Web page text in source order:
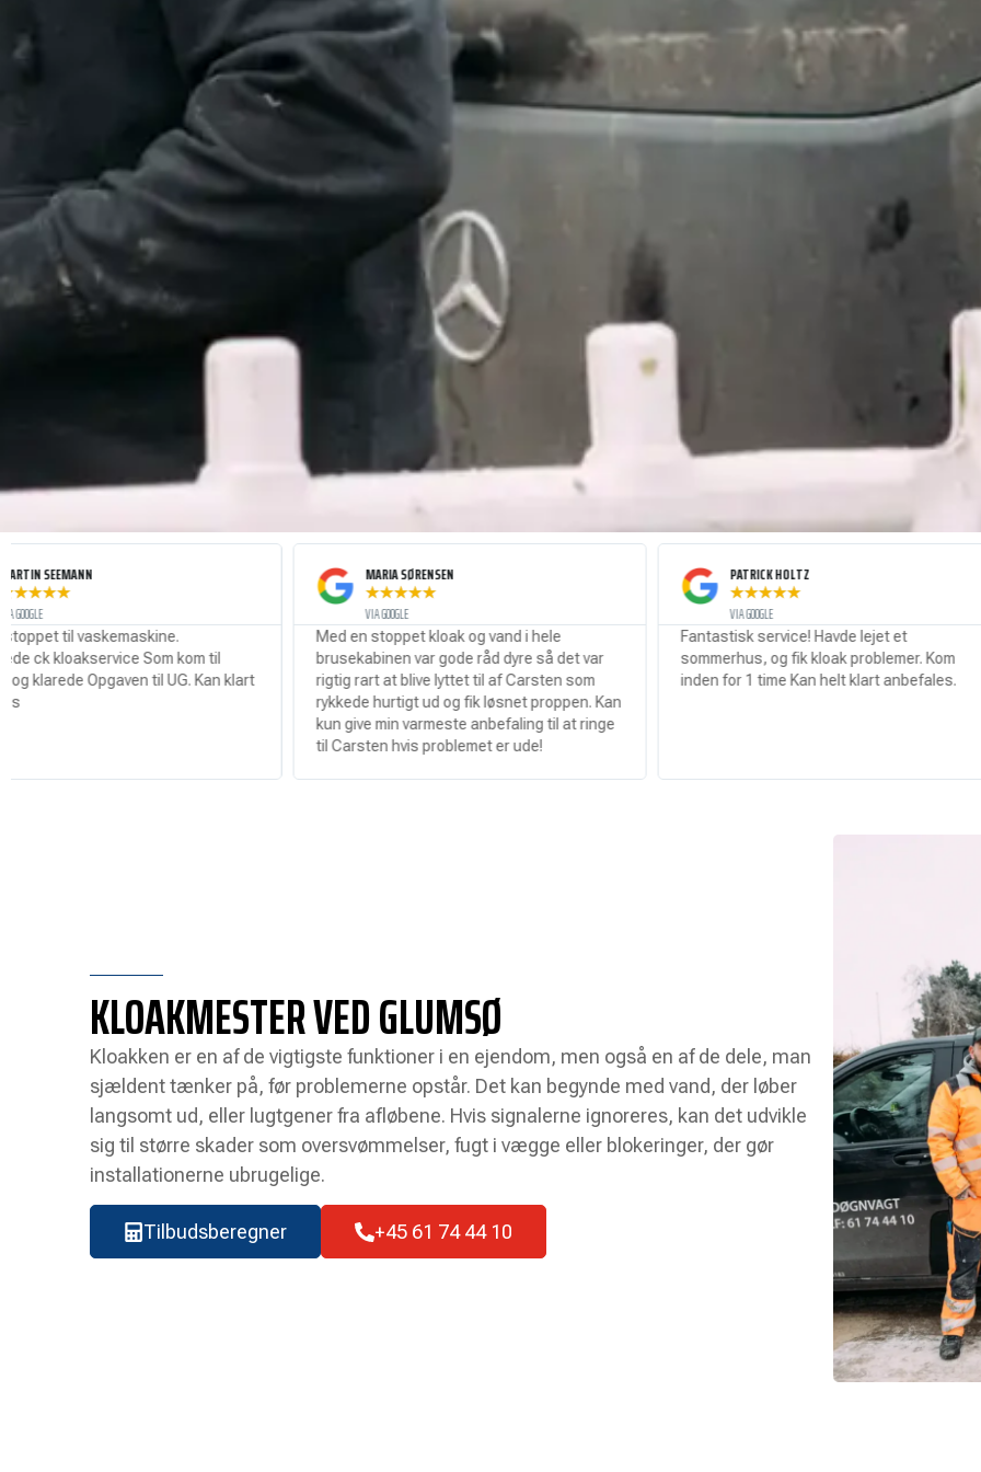
Som kom til
til UG. Kan klart
MARIA SØRENSEN
★★
Med en stoppet kloak og vand i hele
brusekabinen var gode råd dyre så det var
rigtig rart at blive lyttet til af Carsten som
rykkede hurtigt ud og fik løsnet proppen. Kan
kun give min varmeste anbefaling til at ringe
til Carsten hvis problemet er ude!
PATRICK HOLTZ
★★
Fantastisk service! Havde lejet et
sommerhus, og fik kloak problemer. Kom
inden for 1 time Kan helt klart anbefales.
KLOAKMESTER VED GLUMSØ
Kloakken er en af de vigtigste funktioner i en ejendom, men også en af de dele, man
sjældent tænker på, før problemerne opstår. Det kan begynde med vand, der løber
langsomt ud, eller lugtgener fra afløbene. Hvis signalerne ignoreres, kan det udvikle
sig til større skader som oversvømmelser, fugt i vægge eller blokeringer, der gør
installationerne ubrugelige.
Tilbudsberegner +45 61 74 44 10